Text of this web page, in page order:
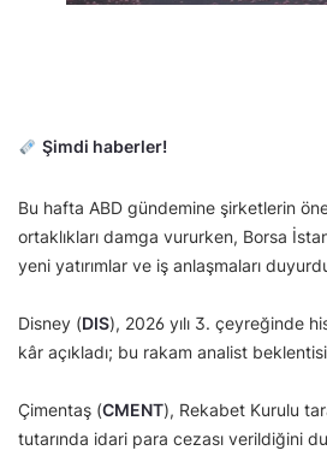
Şimdi haberler!
Bu hafta ABD gündemine şirketlerin
ortaklıkları damga vururken, Borsa
yeni yatırımlar ve iş anlaşmaları
Disney (DIS), 2026 yılı 3. çeyreğinde
kâr açıkladı; bu rakam analist
Çimentaş (CMENT), Rekabet Kurulu
tutarında idari para cezası verildiğini